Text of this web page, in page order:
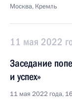
Москва, Кремль
11 мая 2022
Заседание
и успех»
11 мая 2022 года,